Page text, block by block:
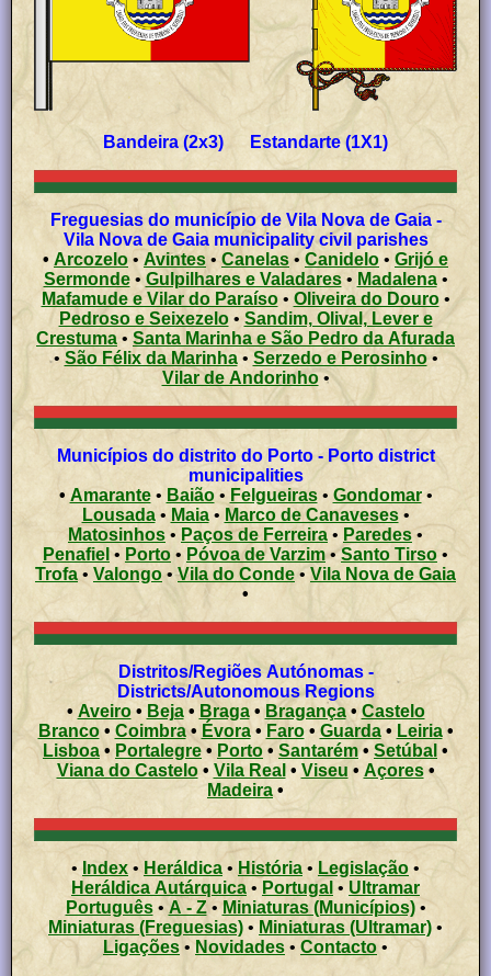
Bandeira (2x3) Estandarte (1X1)
Freguesias do município de Vila Nova de Gaia -
Vila Nova de Gaia municipality civil parishes
• Arcozelo • Avintes •Canelas• Canidelo • Grijó e
Sermonde•Gulpilhares e Valadares• Madalena•
Mafamude e Vilar do Paraíso• Oliveira do Douro•
Pedroso e Seixezelo• Sandim, Olival, Lever e
Crestuma • Santa Marinha e São Pedro da Afurada
• São Félix da Marinha• Serzedo e Perosinho•
Vilar de Andorinho•
Municípios do distrito do Porto - Porto district
municipalities
• Amarante• Baião • Felgueiras• Gondomar•
Lousada• Maia • Marco de Canaveses•
Matosinhos • Paços de Ferreira • Paredes •
Penafiel • Porto • Póvoa de Varzim•Santo Tirso•
Trofa • Valongo •Vila do Conde •Vila Nova de Gaia
•
Distritos/Regiões Autónomas -
Districts/Autonomous Regions
• Aveiro• Beja• Braga• Bragança•Castelo
Branco• Coimbra• Évora• Faro• Guarda• Leiria•
Lisboa • Portalegre • Porto • Santarém• Setúbal •
Viana do Castelo• Vila Real • Viseu • Açores•
Madeira •
• Index • Heráldica • História • Legislação •
Heráldica Autárquica • Portugal • Ultramar
Português• A - Z•Miniaturas (Municípios)•
Miniaturas (Freguesias) • Miniaturas (Ultramar) •
Ligações •Novidades • Contacto •